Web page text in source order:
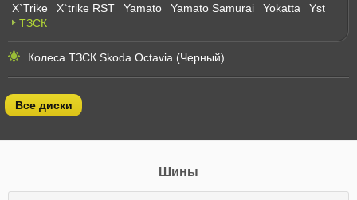
X`Trike
X`trike RST Yamato Yamato Samurai Yokatta
Yst
ТЗСК
Колеса ТЗСК Skoda Octavia (Черный)
Все диски
Шины